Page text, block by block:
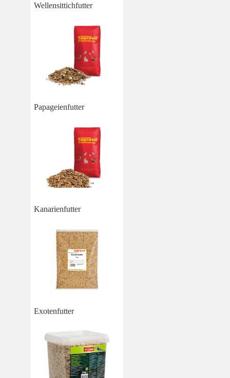
Wellensittichfutter
Papageienfutter
Kanarienfutter
Exotenfutter